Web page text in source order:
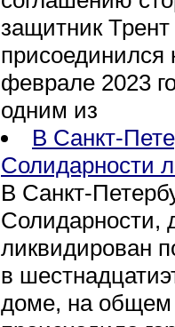
защитник
присоединился
феврале 2023
одним из
В Санкт-
Солидарности
В Санкт-
Солидарности,
ликвидирован
в
доме, на общем